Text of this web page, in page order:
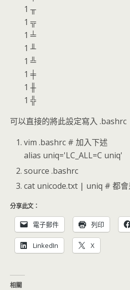
1 ╥
1 ╦
1 ╧
1 ╨
1 ╩
1 ╪
1 ╫
1 ╬
可以直接的將此設定寫入 .bashrc
vim .bashrc # 加入下述
alias uniq='LC_ALL=C uniq'
source .bashrc
cat unicode.txt | uniq # 都會
分享此文：
電子郵件 列印
LinkedIn X
相關